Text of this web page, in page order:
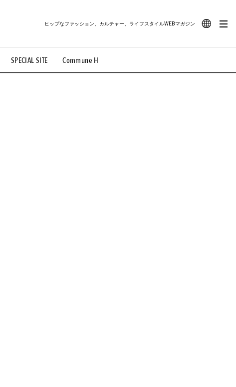
SPECIAL SITE Commune H
ヒップなファッション、カルチャー、ライフスタイルWEBマガジン
#路地裏てぃーん。 #MONTHLY JOURNAL
#MOVIE #LIFESTYLE #SNEAKER #OUTDOOR